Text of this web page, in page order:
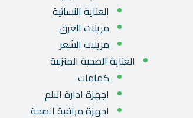
العناية النسائية
مزيلات العرق
مزيلات الشعر
العناية الصحية المنزلية
كمامات
اجهزة ادارة الالم
اجهزة مراقبة الصحة